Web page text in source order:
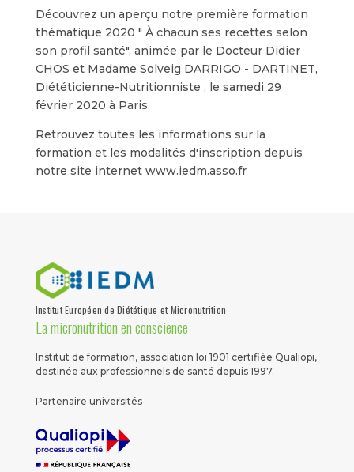
Découvrez un aperçu notre première formation
thématique 2020 " À chacun ses recettes selon
son profil santé", animée par le Docteur Didier
CHOS et Madame Solveig DARRIGO - DARTINET,
Diététicienne-Nutritionniste , le samedi 29
février 2020 à Paris.
Retrouvez toutes les informations sur la
formation et les modalités d'inscription depuis
notre site internet www.iedm.asso.fr
Institut Européen de Diététique et Micronutrition
La micronutrition en conscience
Institut de formation, association loi 1901 certifiée Qualiopi,
destinée aux professionnels de santé depuis 1997.
Partenaire universités